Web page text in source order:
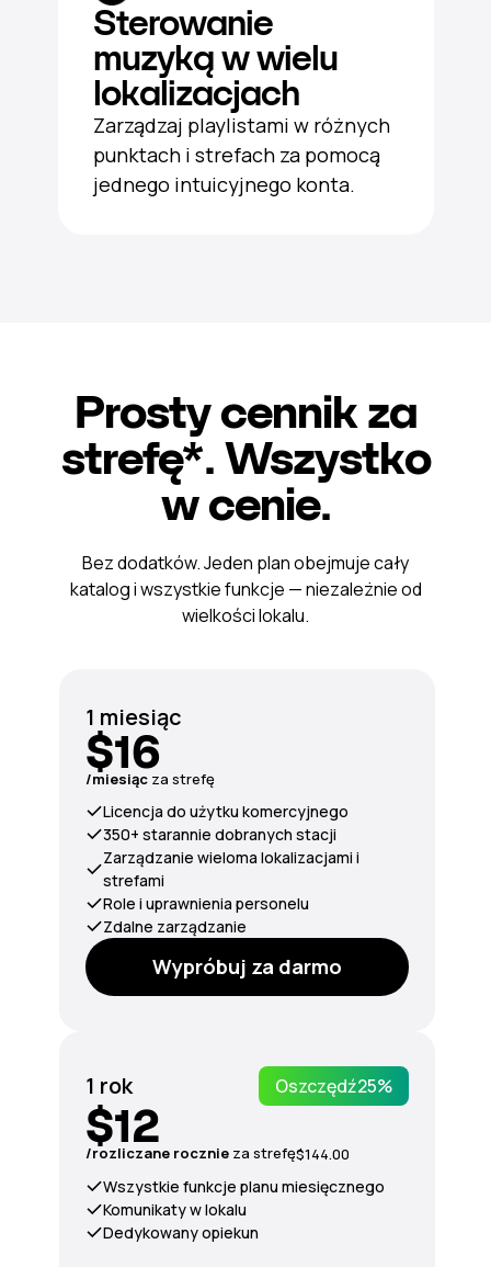
Sterowanie
muzyką w wielu
lokalizacjach
Zarządzaj playlistami w różnych
punktach i strefach za pomocą
jednego intuicyjnego konta.
Prosty cennik za
strefę*. Wszystko
w cenie.
1 miesiąc
$16
/miesiąc za strefę
Licencja do użytku komercyjnego
350+ starannie dobranych stacji
Zarządzanie wieloma lokalizacjami i
strefami
Role i uprawnienia personelu
Zdalne zarządzanie
Wypróbuj za darmo
1 rok Oszczędź25%
$12
/rozliczane rocznie za strefę$144.00
Wszystkie funkcje planu miesięcznego
Komunikaty w lokalu
Dedykowany opiekun
Bez dodatków. Jeden plan obejmuje cały
katalog i wszystkie funkcje — niezależnie od
wielkości lokalu.